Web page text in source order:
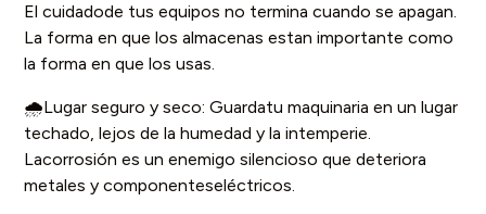
El cuidadode tus equipos no termina cuando se apagan.
La forma en que los almacenas estan importante como
la forma en que los usas.
🌧️Lugar seguro y seco: Guardatu maquinaria en un lugar
techado, lejos de la humedad y la intemperie.
Lacorrosión es un enemigo silencioso que deteriora
metales y componenteseléctricos.